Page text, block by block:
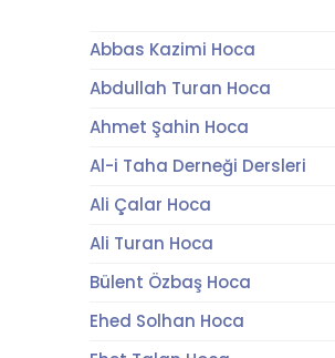
Abbas Kazimi Hoca
Abdullah Turan Hoca
Ahmet Şahin Hoca
Al-i Taha Derneği Dersleri
Ali Çalar Hoca
Ali Turan Hoca
Bülent Özbaş Hoca
Ehed Solhan Hoca